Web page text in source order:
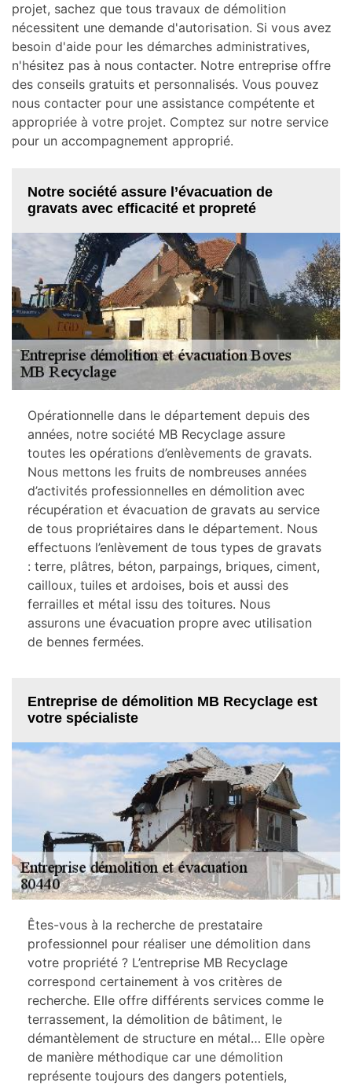
projet, sachez que tous travaux de démolition
nécessitent une demande d'autorisation. Si vous avez
besoin d'aide pour les démarches administratives,
n'hésitez pas à nous contacter. Notre entreprise offre
des conseils gratuits et personnalisés. Vous pouvez
nous contacter pour une assistance compétente et
appropriée à votre projet. Comptez sur notre service
pour un accompagnement approprié.
Notre société assure l’évacuation de
gravats avec efficacité et propreté
Opérationnelle dans le département depuis des
années, notre société MB Recyclage assure
toutes les opérations d’enlèvements de gravats.
Nous mettons les fruits de nombreuses années
d’activités professionnelles en démolition avec
récupération et évacuation de gravats au service
de tous propriétaires dans le département. Nous
effectuons l’enlèvement de tous types de gravats
: terre, plâtres, béton, parpaings, briques, ciment,
cailloux, tuiles et ardoises, bois et aussi des
ferrailles et métal issu des toitures. Nous
assurons une évacuation propre avec utilisation
de bennes fermées.
Entreprise de démolition MB Recyclage est
votre spécialiste
Êtes-vous à la recherche de prestataire
professionnel pour réaliser une démolition dans
votre propriété ? L’entreprise MB Recyclage
correspond certainement à vos critères de
recherche. Elle offre différents services comme le
terrassement, la démolition de bâtiment, le
démantèlement de structure en métal… Elle opère
de manière méthodique car une démolition
représente toujours des dangers potentiels,